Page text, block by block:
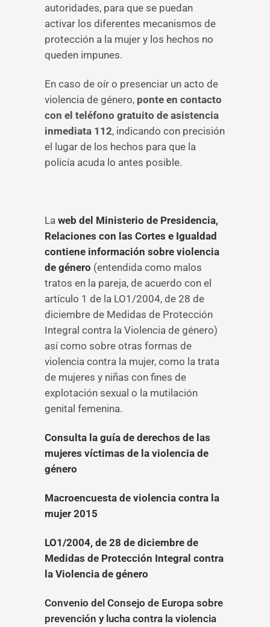
autoridades, para que se puedan
activar los diferentes mecanismos de
protección a la mujer y los hechos no
queden impunes.
En caso de oír o presenciar un acto de
violencia de género, ponte en contacto
con el teléfono gratuito de asistencia
inmediata 112, indicando con precisión
el lugar de los hechos para que la
policía acuda lo antes posible.
La web del Ministerio de Presidencia,
Relaciones con las Cortes e Igualdad
contiene información sobre violencia
de género (entendida como malos
tratos en la pareja, de acuerdo con el
artículo 1 de la LO1/2004, de 28 de
diciembre de Medidas de Protección
Integral contra la Violencia de género)
así como sobre otras formas de
violencia contra la mujer, como la trata
de mujeres y niñas con fines de
explotación sexual o la mutilación
genital femenina.
Consulta la guía de derechos de las
mujeres víctimas de la violencia de
género
Macroencuesta de violencia contra la
mujer 2015
LO1/2004, de 28 de diciembre de
Medidas de Protección Integral contra
la Violencia de género
Convenio del Consejo de Europa sobre
prevención y lucha contra la violencia